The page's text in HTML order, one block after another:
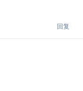
回复